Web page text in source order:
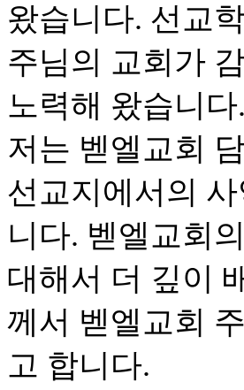
왔습니다. 선교
주님의 교회가
노력해 왔습니다.
저는 벧엘교회
선교지에서의
니다. 벧엘교회
대해서 더 깊이
께서 벧엘교회
고 합니다.